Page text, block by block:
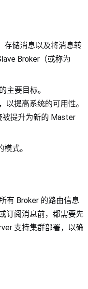
存储消息以及将消息转
Broker（或称为
主要目标。
提高系统的可用性。
被提升为新的 Master
式。
有 Broker 的路由信息
订阅消息前，都需要先
支持集群部署，以确